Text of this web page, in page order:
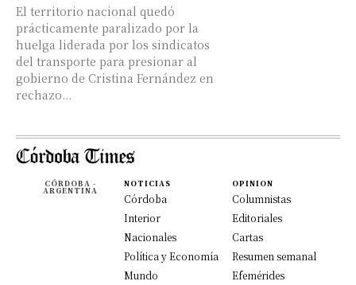
El territorio nacional quedó
prácticamente paralizado por la
huelga liderada por los sindicatos
del transporte para presionar al
gobierno de Cristina Fernández en
rechazo...
CÓRDOBA -
ARGENTINA
NOTICIAS
Córdoba
Interior
Nacionales
Política y Economía
Mundo
OPINION
Columnistas
Editoriales
Cartas
Resumen semanal
Efemérides